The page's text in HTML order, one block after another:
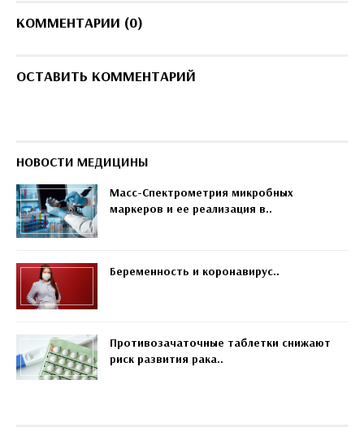
КОММЕНТАРИИ (0)
ОСТАВИТЬ КОММЕНТАРИЙ
НОВОСТИ МЕДИЦИНЫ
Масс-Спектрометрия микробных
маркеров и ее реализация в..
Беременность и коронавирус..
Противозачаточные таблетки снижают
риск развития рака..